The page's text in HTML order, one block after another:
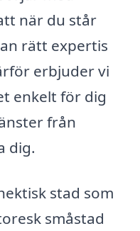
när du står
rätt expertis
erbjuder vi
enkelt för dig
från
dig.
stad som
småstad